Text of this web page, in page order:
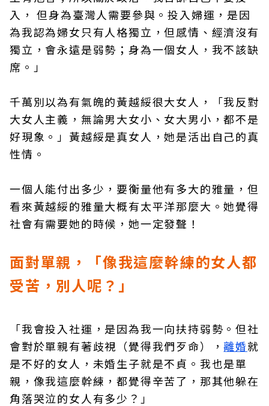
入， 但身為臺灣人需要參與。投入婦運，是因
為我認為婦女只有人格獨立，但感情、經濟沒有
獨立，會永遠是弱勢；身為一個女人，我不該缺
席。」
千萬別以為有氣魄的黃越綏很大女人，「我反對
大女人主義，無論男大女小、女大男小，都不是
好現象。」黃越綏是真女人，她是活出自己的真
性情。
一個人能付出多少，要衡量他有多大的雅量，但
看來黃越綏的雅量大概有太平洋那麼大。她覺得
社會有需要她的時候，她一定發聲！
面對單親，「像我這麼幹練的女人都
受苦，別人呢？」
「我會投入社運，是因為我一向扶持弱勢。但社
會對於單親有著歧視（覺得我們歹命），離婚就
是不好的女人，未婚生子就是不貞。我也是單
親，像我這麼幹練，都覺得辛苦了，那其他躲在
角落哭泣的女人有多少？」